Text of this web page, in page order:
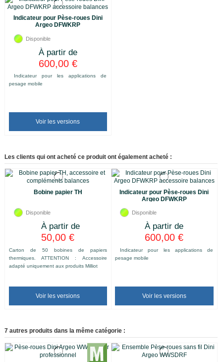
Indicateur pour Pèse-roues Dini
Argeo DFWKRP
Disponible
600,00 €
Indicateur pour les applications de
pesage mobile
Voir les versions
Les clients qui ont acheté ce produit ont également acheté :
Bobine papier TH
Disponible
50,00 €
Carton de 50 bobines de papiers
thermiques. ATTENTION : Accessoire
adapté uniquement aux produits Milliot
Voir les versions
Indicateur pour Pèse-roues Dini
Argeo DFWKRP
Disponible
600,00 €
Indicateur pour les applications de
pesage mobile
Voir les versions
7 autres produits dans la même catégorie :